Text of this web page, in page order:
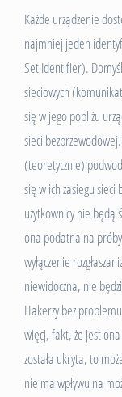
Każde urządzenie
najmniej jeden
Set Identifier).
sieciowych
się w jego pobliżu
sieci
(teoretycznie)
się w ich zasiegu sieci
użytkownicy nie będą
ona podatna na
wyłączenie
niewidoczna, nie
Hakerzy bez
więcj, fakt, że jest
została ukryta, to
nie ma wpływu na